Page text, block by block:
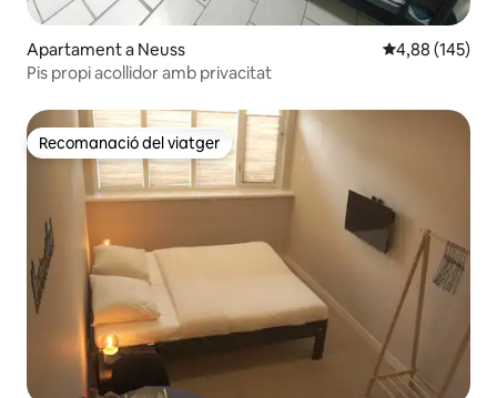
Apartament a Neuss 4,88 de
4,88 (145)
Pis propi acollidor amb privacitat
Recomanació del viatger
Recomanació del viatger